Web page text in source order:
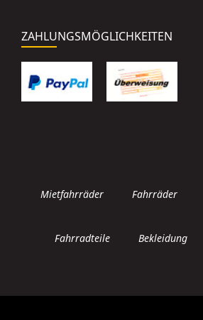
ZAHLUNGSMÖGLICHKEITEN
Mietfahrräder Fahrräder
Fahrradteile Bekleidung